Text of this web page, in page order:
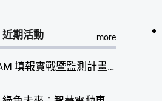
近期活動 more
歐盟CBAM 填報實戰暨監測計畫說明會(臺中場)